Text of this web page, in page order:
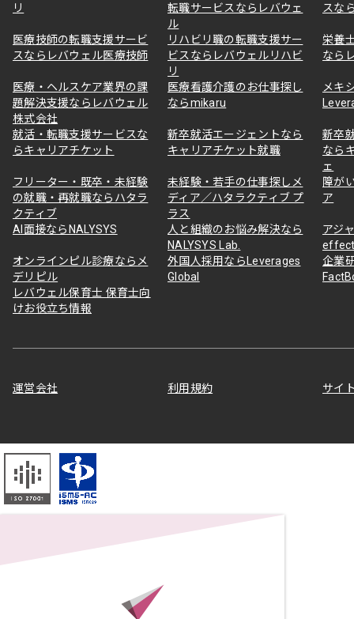
リ
転職サービスならレバウェ
ル
スな
医療技師の転職支援サービ
スならレバウェル医療技師
リハビリ職の転職支援サー
ビスならレバウェルリハビ
リ
栄養
なら
医療・ヘルスケア業界の課
題解決支援ならレバウェル
株式会社
医療看護介護のお仕事探し
ならmikaru
メキ
就活・転職支援サービスな
らキャリアチケット
新卒就活エージェントなら
キャリアチケット就職
新卒
なら
ェ
フリーター・既卒・未経験
の就職・再就職ならハタラ
クティブ
未経験・若手の仕事探しメ
ディア／ハタラクティブ プ
ラス
障が
ア
AI面接ならNALYSYS
人と組織のお悩み解決なら
NALYSYS Lab.
アジ
オンラインピル診療ならメ
デリピル
外国人採用ならLeverages
Global
企業
レバウェル保育士 保育士向
けお役立ち情報
運営会社 利用規約 サイ